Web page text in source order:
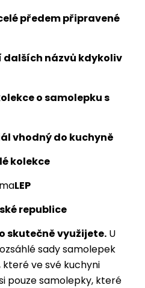
předem připravené
dalších názvů kdykoliv
o samolepku s
vhodný do kuchyně
kolekce
LEP
republice
skutečně využijete. U
sady samolepek
ve své kuchyni
pouze samolepky, které